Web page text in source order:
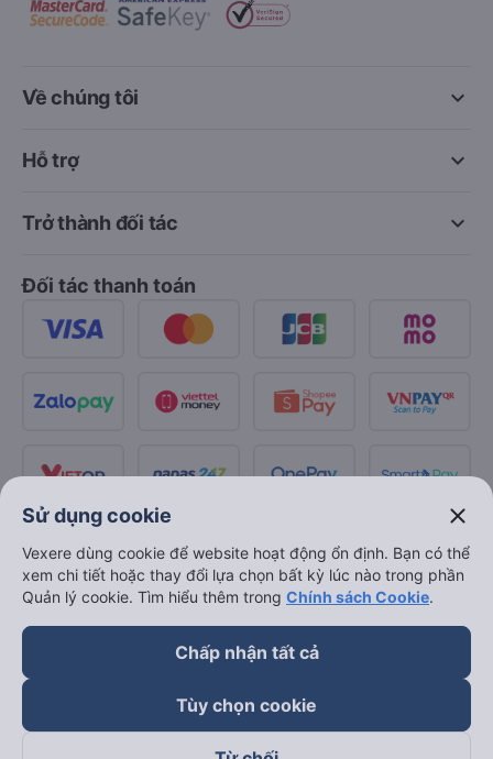
keyboard_arrow_down
Về chúng tôi
keyboard_arrow_down
Hỗ trợ
keyboard_arrow_down
Trở thành đối tác
Đối tác thanh toán
Sử dụng cookie close
Vexere dùng cookie để website hoạt động ổn định. Bạn có thể
xem chi tiết hoặc thay đổi lựa chọn bất kỳ lúc nào trong phần
Quản lý cookie. Tìm hiểu thêm trong Chính sách Cookie.
Chấp nhận tất cả
Tùy chọn cookie